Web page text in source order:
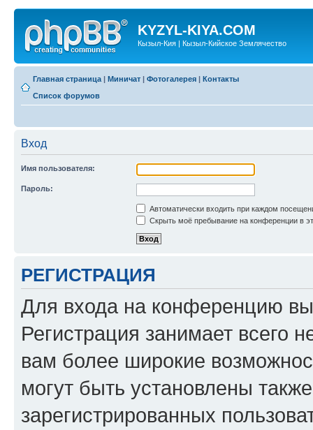
KYZYL-KIYA.COM
Кызыл-Кия | Кызыл-Кийское Землячество
Главная страница | Миничат | Фотогалерея | Контакты
Список форумов
Вход
Имя пользователя:
Пароль:
Автоматически входить при каждом
Скрыть моё пребывание на конференции в
РЕГИСТРАЦИЯ
Для входа на конференцию
Регистрация занимает всего
вам более широкие
могут быть установлены
зарегистрированных